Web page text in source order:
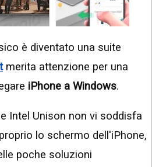
è diventato una suite
merita attenzione per una
iPhone a Windows.
Intel Unison non vi soddisfa
lo schermo dell'iPhone,
poche soluzioni